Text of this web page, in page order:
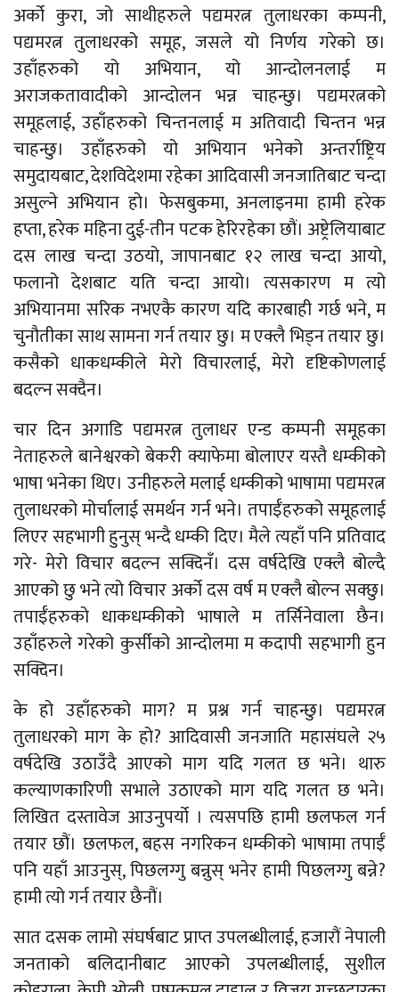
अर्को कुरा, जो साथीहरुले पद्यमरत्न तुलाधरका कम्पनी,
पद्यमरत्न तुलाधरको समूह, जसले यो निर्णय गरेको छ।
उहाँहरुको यो अभियान, यो आन्दोलनलाई म
अराजकतावादीको आन्दोलन भन्न चाहन्छु। पद्यमरत्नको
समूहलाई, उहाँहरुको चिन्तनलाई म अतिवादी चिन्तन भन्न
चाहन्छु। उहाँहरुको यो अभियान भनेको अन्तर्राष्ट्रिय
समुदायबाट, देशविदेशमा रहेका आदिवासी जनजातिबाट चन्दा
असुल्ने अभियान हो। फेसबुकमा, अनलाइनमा हामी हरेक
हप्ता, हरेक महिना दुई-तीन पटक हेरिरहेका छौं। अष्ट्रेलियाबाट
दस लाख चन्दा उठयो, जापानबाट १२ लाख चन्दा आयो,
फलानो देशबाट यति चन्दा आयो। त्यसकारण म त्यो
अभियानमा सरिक नभएकै कारण यदि कारबाही गर्छ भने, म
चुनौतीका साथ सामना गर्न तयार छु। म एक्लै भिड्न तयार छु।
कसैको धाकधम्कीले मेरो विचारलाई, मेरो दृष्टिकोणलाई
बदल्न सक्दैन।
चार दिन अगाडि पद्यमरत्न तुलाधर एन्ड कम्पनी समूहका
नेताहरुले बानेश्वरको बेकरी क्याफेमा बोलाएर यस्तै धम्कीको
भाषा भनेका थिए। उनीहरुले मलाई धम्कीको भाषामा पद्यमरत्न
तुलाधरको मोर्चालाई समर्थन गर्न भने। तपाईँहरुको समूहलाई
लिएर सहभागी हुनुस् भन्दै धम्की दिए। मैले त्यहाँ पनि प्रतिवाद
गरे- मेरो विचार बदल्न सक्दिनँ। दस वर्षदेखि एक्लै बोल्दै
आएको छु भने त्यो विचार अर्को दस वर्ष म एक्लै बोल्न सक्छु।
तपाईँहरुको धाकधम्कीको भाषाले म तर्सिनेवाला छैन।
उहाँहरुले गरेको कुर्सीको आन्दोलमा म कदापी सहभागी हुन
सक्दिन।
के हो उहाँहरुको माग? म प्रश्न गर्न चाहन्छु। पद्यमरत्न
तुलाधरको माग के हो? आदिवासी जनजाति महासंघले २५
वर्षदेखि उठाउँदै आएको माग यदि गलत छ भने। थारु
कल्याणकारिणी सभाले उठाएको माग यदि गलत छ भने।
लिखित दस्तावेज आउनुपर्यो । त्यसपछि हामी छलफल गर्न
तयार छौं। छलफल, बहस नगरिकन धम्कीको भाषामा तपाईँ
पनि यहाँ आउनुस्, पिछलग्गु बन्नुस् भनेर हामी पिछलग्गु बन्ने?
हामी त्यो गर्न तयार छैनौं।
सात दसक लामो संघर्षबाट प्राप्त उपलब्धीलाई, हजारौं नेपाली
जनताको बलिदानीबाट आएको उपलब्धीलाई, सुशील